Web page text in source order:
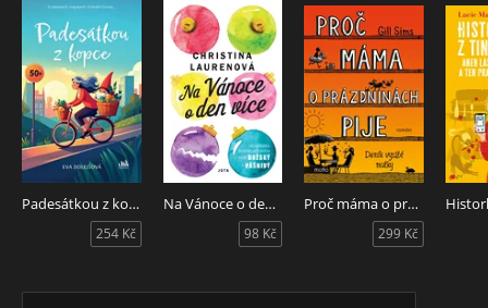
Padesátkou z kopce
254 Kč
Na Vánoce o den více
98 Kč
Proč máma o prázdninách pije
299 Kč